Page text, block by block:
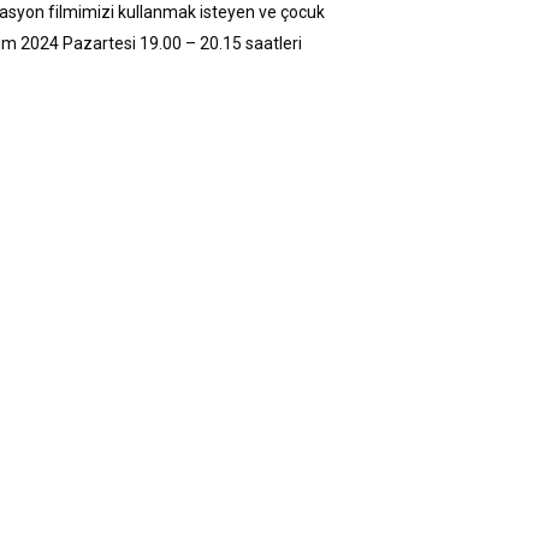
filmimizi kullanmak isteyen ve çocuk
2024 Pazartesi 19.00 – 20.15 saatleri